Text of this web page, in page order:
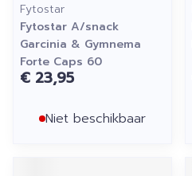
Fytostar
Fytostar A/snack
Garcinia & Gymnema
Forte Caps 60
€ 23,95
Niet beschikbaar